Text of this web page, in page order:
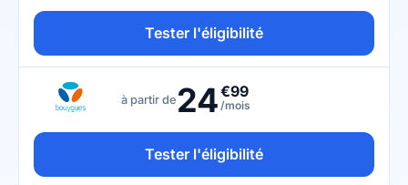
Tester l'éligibilité
à partir de 24€99
/mois
Tester l'éligibilité